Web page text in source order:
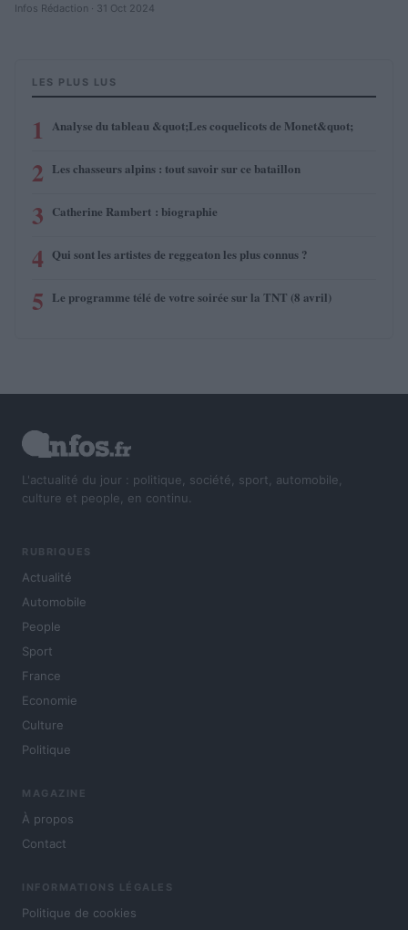
Infos Rédaction · 31 Oct 2024
LES PLUS LUS
1 Analyse du tableau &quot;Les coquelicots de Monet&quot;
2 Les chasseurs alpins : tout savoir sur ce bataillon
3 Catherine Rambert : biographie
4 Qui sont les artistes de reggeaton les plus connus ?
5 Le programme télé de votre soirée sur la TNT (8 avril)
L'actualité du jour : politique, société, sport, automobile,
culture et people, en continu.
RUBRIQUES
Actualité
Automobile
People
Sport
France
Economie
Culture
Politique
MAGAZINE
À propos
Contact
INFORMATIONS LÉGALES
Politique de cookies